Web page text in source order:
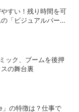
すい！残り時間を可
「ビジュアルバータ
ック、ブームを後押
の舞台裏
の特徴は？仕事で